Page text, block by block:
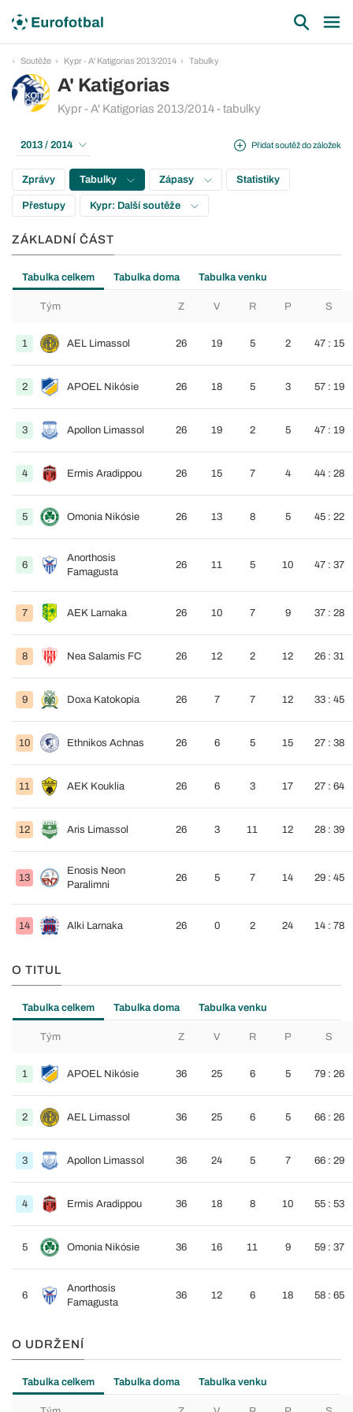
Soutěže Kypr - A' Katigorias 2013/2014 Tabulky
A' Katigorias
Kypr - A' Katigorias 2013/2014 - tabulky
Přidat soutěž do záložek
2013 / 2014
Zprávy Tabulky Zápasy Statistiky
Přestupy Kypr: Další soutěže
ZÁKLADNÍ ČÁST
Tabulka celkem Tabulka doma Tabulka venku
Tým Z V R P S
1 AEL Limassol 26 19 5 2 47 : 15
2 APOEL Nikósie 26 18 5 3 57 : 19
3 Apollon Limassol 26 19 2 5 47 : 19
4 Ermis Aradippou 26 15 7 4 44 : 28
5 Omonia Nikósie 26 13 8 5 45 : 22
6
Anorthosis
Famagusta
26 11 5 10 47 : 37
7 AEK Larnaka 26 10 7 9 37 : 28
8 Nea Salamis FC 26 12 2 12 26 : 31
9 Doxa Katokopia 26 7 7 12 33 : 45
10 Ethnikos Achnas 26 6 5 15 27 : 38
11 AEK Kouklia 26 6 3 17 27 : 64
12 Aris Limassol 26 3 11 12 28 : 39
13
Enosis Neon
Paralimni
26 5 7 14 29 : 45
14 Alki Larnaka 26 0 2 24 14 : 78
O TITUL
Tabulka celkem Tabulka doma Tabulka venku
Tým Z V R P S
1 APOEL Nikósie 36 25 6 5 79 : 26
2 AEL Limassol 36 25 6 5 66 : 26
3 Apollon Limassol 36 24 5 7 66 : 29
4 Ermis Aradippou 36 18 8 10 55 : 53
5 Omonia Nikósie 36 16 11 9 59 : 37
6
Anorthosis
Famagusta
36 12 6 18 58 : 65
O UDRŽENÍ
Tabulka celkem Tabulka doma Tabulka venku